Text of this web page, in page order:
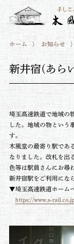
ホーム お知らせ
新井宿(あら
埼玉高速鉄道で地域の
した。地域の物という
す。
木風堂の最寄り駅であ
なりました。改札を出
色等は駅員さんにお尋
新井宿駅をご利用にな
▼埼玉高速鉄道ホーム
https://www.s-